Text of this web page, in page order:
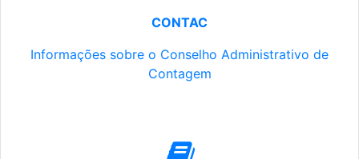
CONTAC
Informações sobre o Conselho Administrativo de
Contagem